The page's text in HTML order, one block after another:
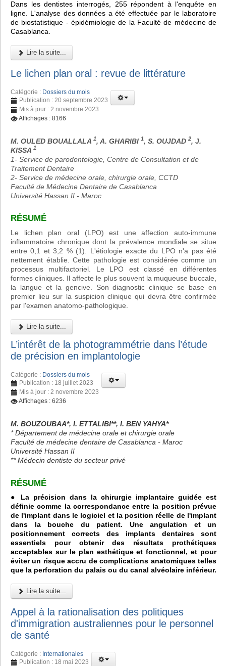
Dans les dentistes interrogés, 255 répondent à l'enquête en
ligne. L'analyse des données a été effectuée par le laboratoire
de biostatistique - épidémiologie de la Faculté de médecine de
Casablanca.
Lire la suite...
Le lichen plan oral : revue de littérature
Catégorie : Dossiers du mois
Publication : 20 septembre 2023
Mis à jour : 2 novembre 2023
Affichages : 8166
M. OULED BOUALLALA 1, A. GHARIBI 1, S. OUJDAD 2, J.
KISSA 1
1- Service de parodontologie, Centre de Consultation et de
Traitement Dentaire
2- Service de médecine orale, chirurgie orale, CCTD
Faculté de Médecine Dentaire de Casablanca
Université Hassan II - Maroc
RÉSUMÉ
Le lichen plan oral (LPO) est une affection auto-immune
inflammatoire chronique dont la prévalence mondiale se situe
entre 0,1 et 3,2 % (1). L'étiologie exacte du LPO n'a pas été
nettement établie. Cette pathologie est considérée comme un
processus multifactoriel. Le LPO est classé en différentes
formes cliniques. Il affecte le plus souvent la muqueuse buccale,
la langue et la gencive. Son diagnostic clinique se base en
premier lieu sur la suspicion clinique qui devra être confirmée
par l'examen anatomo-pathologique.
Lire la suite...
L’intérêt de la photogrammétrie dans l’étude
de précision en implantologie
Catégorie : Dossiers du mois
Publication : 18 juillet 2023
Mis à jour : 2 novembre 2023
Affichages : 6236
M. BOUZOUBAA*, I. ETTALIBI**, I. BEN YAHYA*
* Département de médecine orale et chirurgie orale
Faculté de médecine dentaire de Casablanca - Maroc
Université Hassan II
** Médecin dentiste du secteur privé
RÉSUMÉ
● La précision dans la chirurgie implantaire guidée est
définie comme la correspondance entre la position prévue
de l'implant dans le logiciel et la position réelle de l'implant
dans la bouche du patient. Une angulation et un
positionnement corrects des implants dentaires sont
essentiels pour obtenir des résultats prothétiques
acceptables sur le plan esthétique et fonctionnel, et pour
éviter un risque accru de complications anatomiques telles
que la perforation du palais ou du canal alvéolaire inférieur.
Lire la suite...
Appel à la rationalisation des politiques
d'immigration australiennes pour le personnel
de santé
Catégorie : Internationales
Publication : 18 mai 2023